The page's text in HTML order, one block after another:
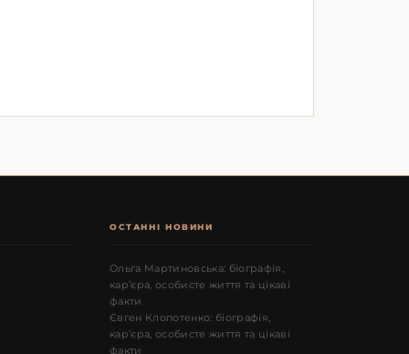
ОСТАННІ НОВИНИ
Ольга Мартиновська: біографія,
кар’єра, особисте життя та цікаві
факти
Євген Клопотенко: біографія,
кар’єра, особисте життя та цікаві
факти